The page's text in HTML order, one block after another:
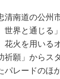
南道の公州
世界と通じる
花火を用いる
祈願」からス
パレードのほ